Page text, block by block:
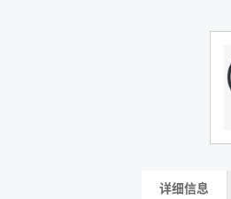
详细信息